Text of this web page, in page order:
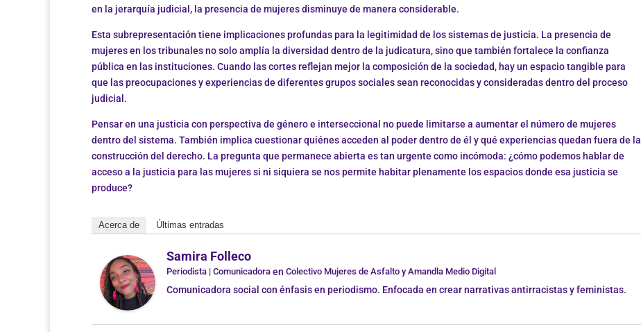
en la jerarquía judicial, la presencia de mujeres disminuye de manera considerable.
Esta subrepresentación tiene implicaciones profundas para la legitimidad de los sistemas de justicia. La presencia de
mujeres en los tribunales no solo amplía la diversidad dentro de la judicatura, sino que también fortalece la confianza
pública en las instituciones. Cuando las cortes reflejan mejor la composición de la sociedad, hay un espacio tangible para
que las preocupaciones y experiencias de diferentes grupos sociales sean reconocidas y consideradas dentro del proceso
judicial.
Pensar en una justicia con perspectiva de género e interseccional no puede limitarse a aumentar el número de mujeres
dentro del sistema. También implica cuestionar quiénes acceden al poder dentro de él y qué experiencias quedan fuera de la
construcción del derecho. La pregunta que permanece abierta es tan urgente como incómoda: ¿cómo podemos hablar de
acceso a la justicia para las mujeres si ni siquiera se nos permite habitar plenamente los espacios donde esa justicia se
produce?
Acerca de Últimas entradas
Samira Folleco
Periodista | Comunicadora en Colectivo Mujeres de Asfalto y Amandla Medio Digital
Comunicadora social con énfasis en periodismo. Enfocada en crear narrativas antirracistas y feministas.